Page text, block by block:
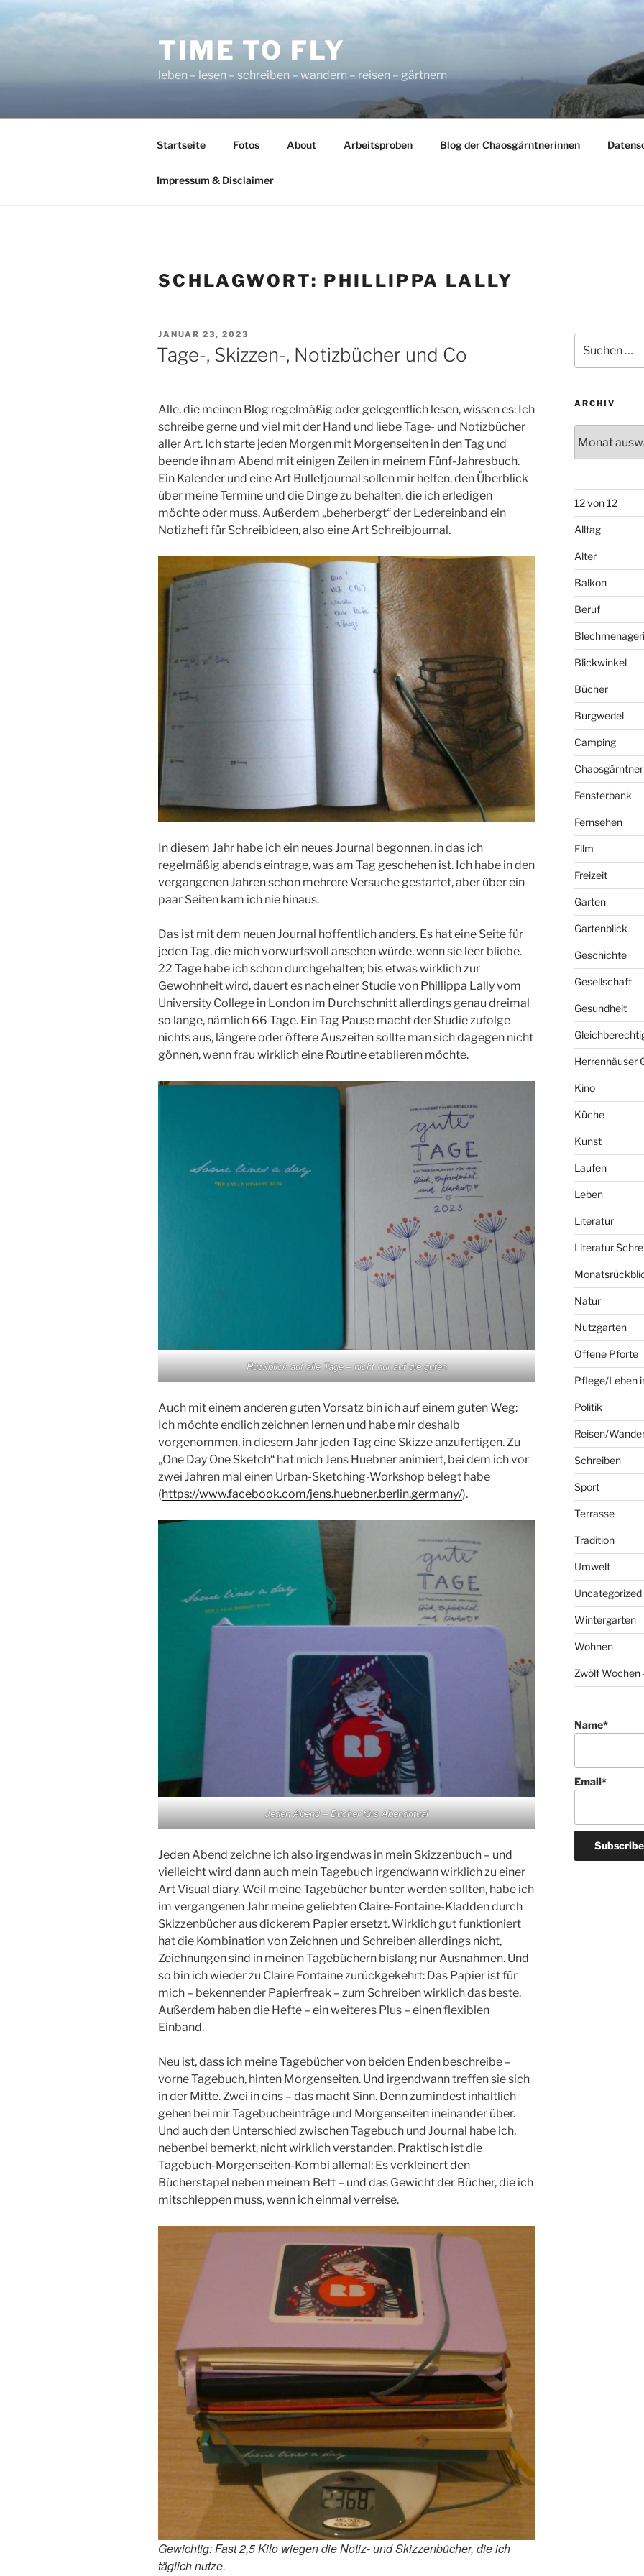
TIME TO FLY
leben – lesen – schreiben – wandern – reisen – gärtnern
Startseite Fotos About Arbeitsproben Blog der Chaosgärntnerinnen
Impressum & Disclaimer
SCHLAGWORT: PHILLIPPA LALLY
VERÖFFENTLICHT
AM
JANUAR 23, 2023
Tage-, Skizzen-, Notizbücher und Co
Alle, die meinen Blog regelmäßig oder gelegentlich lesen, wissen es: Ich
schreibe gerne und viel mit der Hand und liebe Tage- und Notizbücher
aller Art. Ich starte jeden Morgen mit Morgenseiten in den Tag und
beende ihn am Abend mit einigen Zeilen in meinem Fünf-Jahresbuch.
Ein Kalender und eine Art Bulletjournal sollen mir helfen, den Überblick
über meine Termine und die Dinge zu behalten, die ich erledigen
möchte oder muss. Außerdem „beherbergt“ der Ledereinband ein
Notizheft für Schreibideen, also eine Art Schreibjournal.
In diesem Jahr habe ich ein neues Journal begonnen, in das ich
regelmäßig abends eintrage, was am Tag geschehen ist. Ich habe in den
vergangenen Jahren schon mehrere Versuche gestartet, aber über ein
paar Seiten kam ich nie hinaus.
Das ist mit dem neuen Journal hoffentlich anders. Es hat eine Seite für
jeden Tag, die mich vorwurfsvoll ansehen würde, wenn sie leer bliebe.
22 Tage habe ich schon durchgehalten; bis etwas wirklich zur
Gewohnheit wird, dauert es nach einer Studie von Phillippa Lally vom
University College in London im Durchschnitt allerdings genau dreimal
so lange, nämlich 66 Tage. Ein Tag Pause macht der Studie zufolge
nichts aus, längere oder öftere Auszeiten sollte man sich dagegen nicht
gönnen, wenn frau wirklich eine Routine etablieren möchte.
Rückblick auf alle Tage – nicht nur auf die guten
Auch mit einem anderen guten Vorsatz bin ich auf einem guten Weg:
Ich möchte endlich zeichnen lernen und habe mir deshalb
vorgenommen, in diesem Jahr jeden Tag eine Skizze anzufertigen. Zu
„One Day One Sketch“ hat mich Jens Huebner animiert, bei dem ich vor
zwei Jahren mal einen Urban-Sketching-Workshop belegt habe
(https://www.facebook.com/jens.huebner.berlin.germany/).
Jeden Abend – Bücher fürs Abendritual
Jeden Abend zeichne ich also irgendwas in mein Skizzenbuch – und
vielleicht wird dann auch mein Tagebuch irgendwann wirklich zu einer
Art Visual diary. Weil meine Tagebücher bunter werden sollten, habe ich
im vergangenen Jahr meine geliebten Claire-Fontaine-Kladden durch
Skizzenbücher aus dickerem Papier ersetzt. Wirklich gut funktioniert
hat die Kombination von Zeichnen und Schreiben allerdings nicht,
Zeichnungen sind in meinen Tagebüchern bislang nur Ausnahmen. Und
so bin ich wieder zu Claire Fontaine zurückgekehrt: Das Papier ist für
mich – bekennender Papierfreak – zum Schreiben wirklich das beste.
Außerdem haben die Hefte – ein weiteres Plus – einen flexiblen
Einband.
Neu ist, dass ich meine Tagebücher von beiden Enden beschreibe –
vorne Tagebuch, hinten Morgenseiten. Und irgendwann treffen sie sich
in der Mitte. Zwei in eins – das macht Sinn. Denn zumindest inhaltlich
gehen bei mir Tagebucheinträge und Morgenseiten ineinander über.
Und auch den Unterschied zwischen Tagebuch und Journal habe ich,
nebenbei bemerkt, nicht wirklich verstanden. Praktisch ist die
Tagebuch-Morgenseiten-Kombi allemal: Es verkleinert den
Bücherstapel neben meinem Bett – und das Gewicht der Bücher, die ich
mitschleppen muss, wenn ich einmal verreise.
Gewichtig: Fast 2,5 Kilo wiegen die Notiz- und Skizzenbücher, die ich
täglich nutze.
nach:
ARCHIV
12 von 12
Alltag
Alter
Balkon
Beruf
Blickwinkel
Bücher
Burgwedel
Camping
Fensterbank
Fernsehen
Film
Freizeit
Garten
Gartenblick
Geschichte
Gesellschaft
Gesundheit
Herrenhäuser
Kino
Küche
Kunst
Laufen
Leben
Literatur
Literatur
Natur
Nutzgarten
Offene Pforte
Pflege/Leben
Politik
Reisen/
Schreiben
Sport
Terrasse
Tradition
Umwelt
Uncategorized
Wintergarten
Wohnen
Zwölf Wochen
Name*
Email*